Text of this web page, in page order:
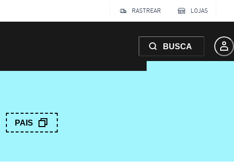
RASTREAR LOJAS
BUSCA
PAIS